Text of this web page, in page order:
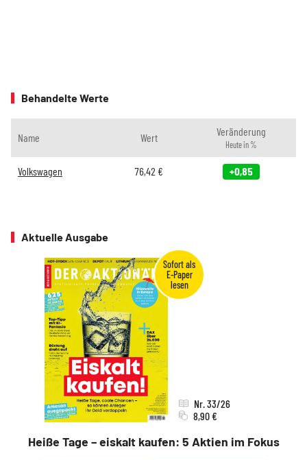
Behandelte Werte
Name Wert Veränderung
Heute in %
Volkswagen 76,42 € +0,85
Aktuelle Ausgabe
Heiße Tage – eiskalt kaufen: 5 Aktien im Fokus
Nr. 33/26
8,90 €